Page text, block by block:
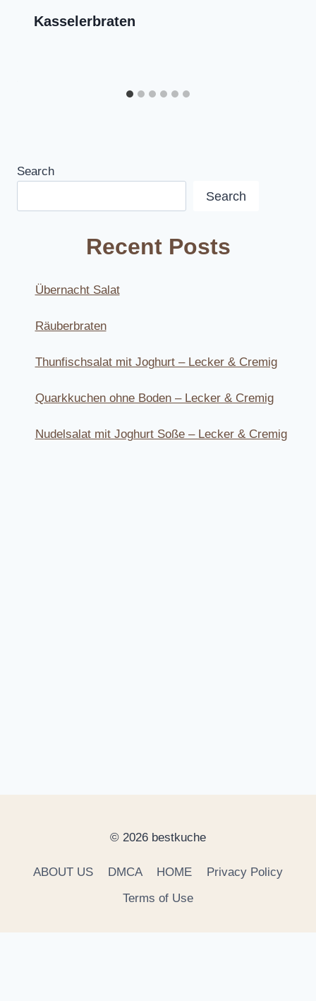
Kasselerbraten
Search
Search
Recent Posts
Übernacht Salat
Räuberbraten
Thunfischsalat mit Joghurt – Lecker & Cremig
Quarkkuchen ohne Boden – Lecker & Cremig
Nudelsalat mit Joghurt Soße – Lecker & Cremig
© 2026 bestkuche
ABOUT US DMCA HOME
Privacy Policy
Terms of Use